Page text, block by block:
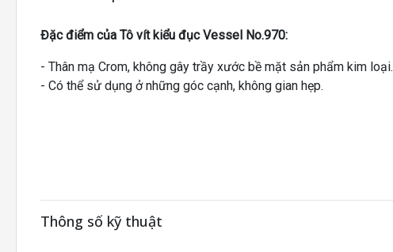
Đặc điểm của Tô vít kiểu đục Vessel No.970:
- Thân mạ Crom, không gây trầy xước bề mặt sản phẩm kim loại.
- Có thể sử dụng ở những góc cạnh, không gian hẹp.
Thông số kỹ thuật